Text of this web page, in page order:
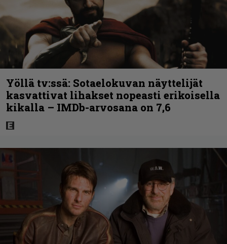
Yöllä tv:ssä: Sotaelokuvan näyttelijät
kasvattivat lihakset nopeasti erikoisella
kikalla – IMDb-arvosana on 7,6